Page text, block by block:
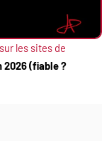
les sites de
2026 (fiable ?